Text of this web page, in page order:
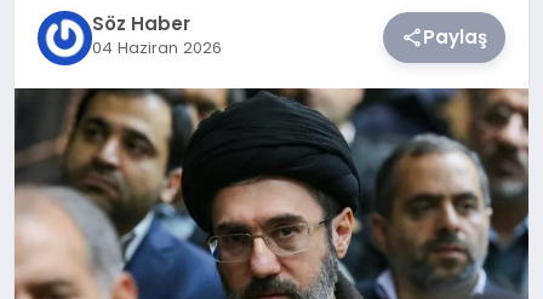
YAŞAM
Söz Haber
04 Haziran 2026 Paylaş